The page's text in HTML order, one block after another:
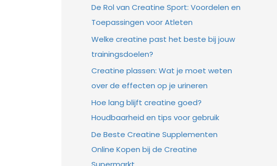
De Rol van Creatine Sport: Voordelen en
Toepassingen voor Atleten
Welke creatine past het beste bij jouw
trainingsdoelen?
Creatine plassen: Wat je moet weten
over de effecten op je urineren
Hoe lang blijft creatine goed?
Houdbaarheid en tips voor gebruik
De Beste Creatine Supplementen
Online Kopen bij de Creatine